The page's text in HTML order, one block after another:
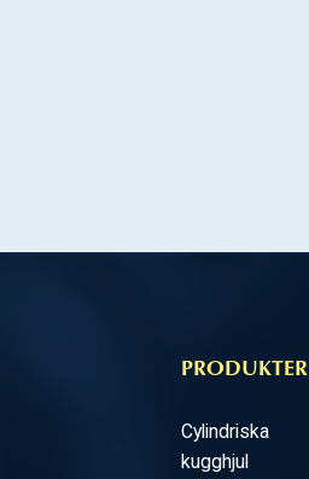
PRODUKTER
Cylindriska
kugghjul